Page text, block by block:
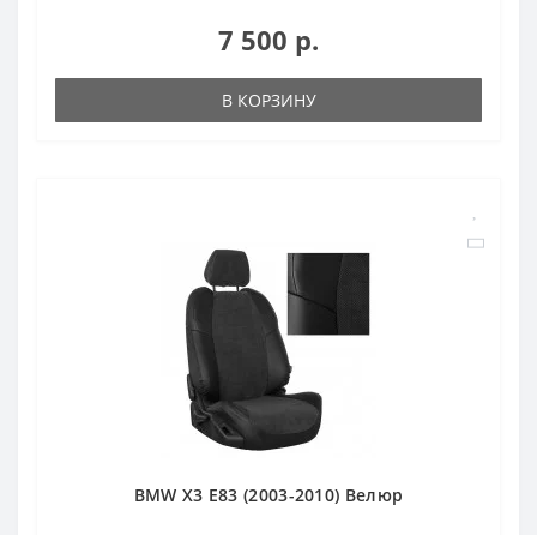
7 500 р.
В КОРЗИНУ
BMW X3 E83 (2003-2010) Велюр